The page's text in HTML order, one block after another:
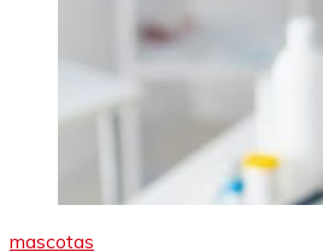
mascotas